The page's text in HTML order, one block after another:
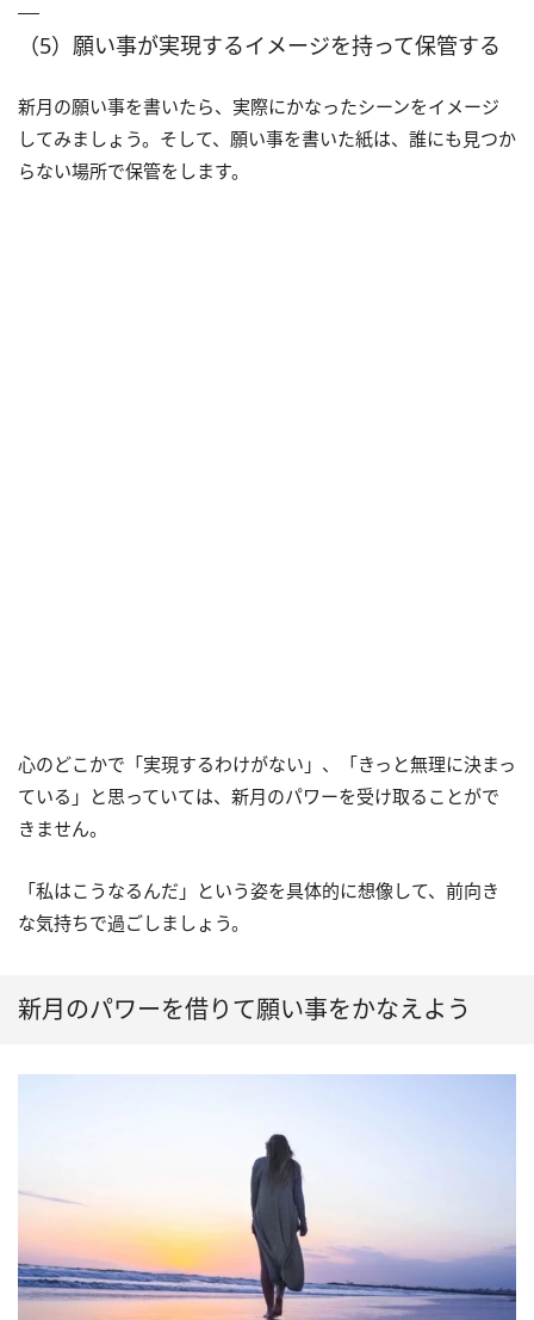
（5）願い事が実現するイメージを持って保管する
新月の願い事を書いたら、実際にかなったシーンをイメージ
してみましょう。そして、願い事を書いた紙は、誰にも見つか
らない場所で保管をします。
心のどこかで「実現するわけがない」、「きっと無理に決まっ
ている」と思っていては、新月のパワーを受け取ることがで
きません。
「私はこうなるんだ」という姿を具体的に想像して、前向き
な気持ちで過ごしましょう。
新月のパワーを借りて願い事をかなえよう